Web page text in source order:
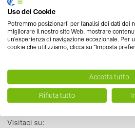
Webshop
Carriere
Visitaci su:
Uso dei Cookie
Potremmo posizionarli per l'analisi dei dati dei
migliorare il nostro sito Web, mostrare
un'esperienza di navigazione eccezionale. Per
cookie che utilizziamo, clicca su "Imposta
Accetta tutto
Rifiuta tutto